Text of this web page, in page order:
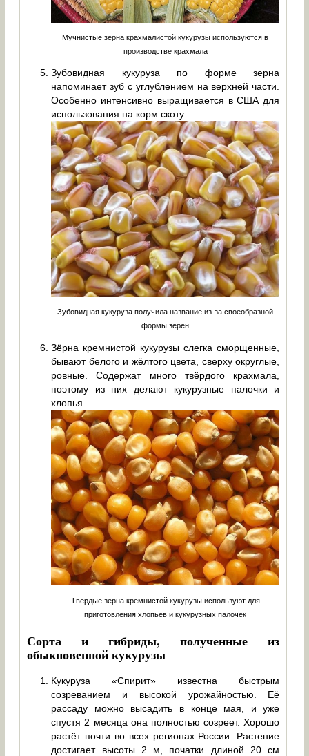
Мучнистые зёрна крахмалистой кукурузы используются в
производстве крахмала
Зубовидная кукуруза по форме зерна
напоминает зуб с углублением на верхней части.
Особенно интенсивно выращивается в США для
использования на корм скоту.
Зубовидная кукуруза получила название из-за своеобразной
формы зёрен
Зёрна кремнистой кукурузы слегка сморщенные,
бывают белого и жёлтого цвета, сверху округлые,
ровные. Содержат много твёрдого крахмала,
поэтому из них делают кукурузные палочки и
хлопья.
Твёрдые зёрна кремнистой кукурузы используют для
приготовления хлопьев и кукурузных палочек
Сорта и гибриды, полученные из
обыкновенной кукурузы
Кукуруза «Спирит» известна быстрым
созреванием и высокой урожайностью. Её
рассаду можно высадить в конце мая, и уже
спустя 2 месяца она полностью созреет. Хорошо
растёт почти во всех регионах России. Растение
достигает высоты 2 м, початки длиной 20 см